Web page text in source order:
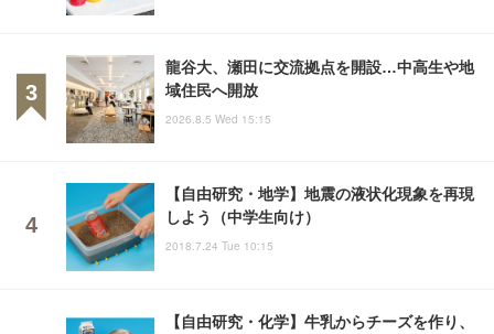
龍谷大、瀬田に交流拠点を開設…中高生や地
域住民へ開放
2026.8.5 Wed 15:15
【自由研究・地学】地震の液状化現象を再現
しよう（中学生向け）
2018.7.24 Tue 10:15
【自由研究・化学】牛乳からチーズを作り、